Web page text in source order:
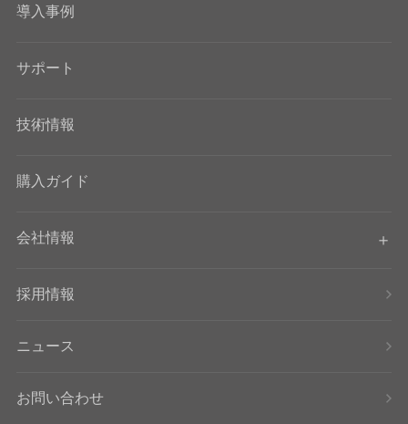
導入事例
サポート
技術情報
購入ガイド
会社情報
採用情報
ニュース
お問い合わせ